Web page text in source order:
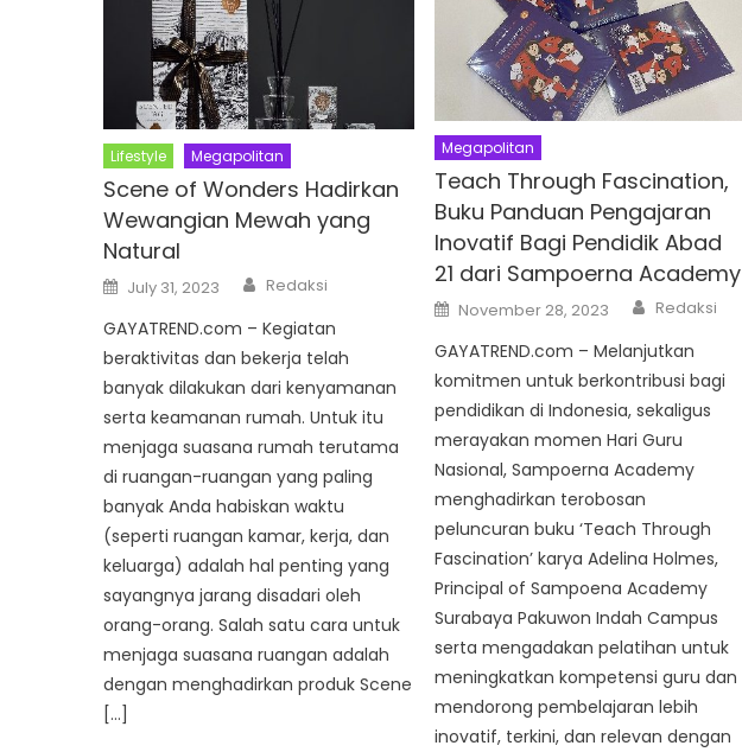
Lifestyle Megapolitan
Scene of Wonders Hadirkan
Wewangian Mewah yang
Natural
Posted
on
July 31, 2023 Author
Redaksi
GAYATREND.com – Kegiatan
beraktivitas dan bekerja telah
banyak dilakukan dari kenyamanan
serta keamanan rumah. Untuk itu
menjaga suasana rumah terutama
di ruangan-ruangan yang paling
banyak Anda habiskan waktu
(seperti ruangan kamar, kerja, dan
keluarga) adalah hal penting yang
sayangnya jarang disadari oleh
orang-orang. Salah satu cara untuk
menjaga suasana ruangan adalah
dengan menghadirkan produk Scene
[…]
Megapolitan
Teach Through Fascination,
Buku Panduan Pengajaran
Inovatif Bagi Pendidik Abad
21 dari Sampoerna Academy
Posted
on
November 28, 2023 Author
Redaksi
GAYATREND.com – Melanjutkan
komitmen untuk berkontribusi bagi
pendidikan di Indonesia, sekaligus
merayakan momen Hari Guru
Nasional, Sampoerna Academy
menghadirkan terobosan
peluncuran buku ‘Teach Through
Fascination’ karya Adelina Holmes,
Principal of Sampoena Academy
Surabaya Pakuwon Indah Campus
serta mengadakan pelatihan untuk
meningkatkan kompetensi guru dan
mendorong pembelajaran lebih
inovatif, terkini, dan relevan dengan